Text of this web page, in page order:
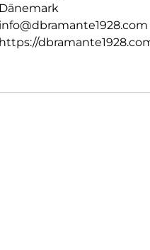
Dänemark
info@dbramante1928.com
https://